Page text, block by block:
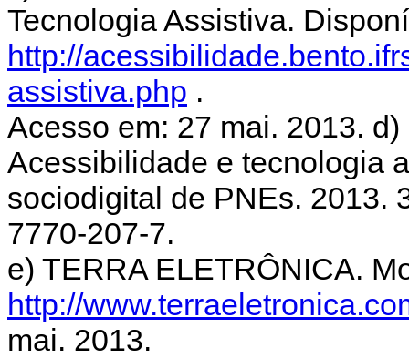
Tecnologia Assistiva.
http://
assistiva.php .
Acesso em: 27 mai. 2013.
Acessibilidade e tecnologia
sociodigital de PNEs. 2013.
7770-207-7.
e) TERRA ELETRÔNICA.
http://
mai. 2013.